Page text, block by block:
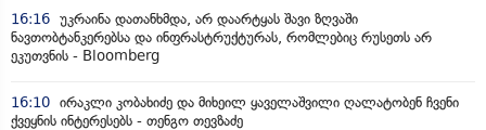
16:16 უკრაინა დათანხმდა, არ დაარტყას შავი ზღვაში
ნავთობტანკერებსა და ინფრასტრუქტურას, რომლებიც რუსეთს არ
ეკუთვნის - Bloomberg
16:10 ირაკლი კობახიძე და მიხეილ ყაველაშვილი ღალატობენ ჩვენი
ქვეყნის ინტერესებს - თენგო თევზაძე